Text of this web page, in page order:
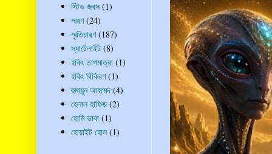
স্টিভ জবস (1)
স্মরণ (24)
স্মৃতিচারণ (187)
স্যাটেলাইট (8)
হকিং তাপমাত্রা (1)
হকিং বিকিরণ (1)
হুমায়ূন আহমেদ (4)
হেলাল হাফিজ (2)
হোমি ভাবা (1)
হোয়াইট হোল (1)